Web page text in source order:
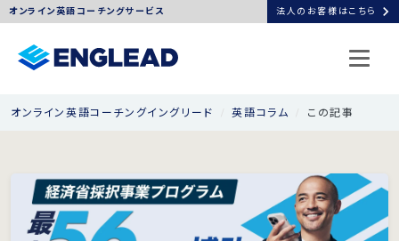
オンライン英語コーチングサービス 法人のお客様はこちら chevron_right
オンライン英語コーチングイングリード 英語コラム この記事